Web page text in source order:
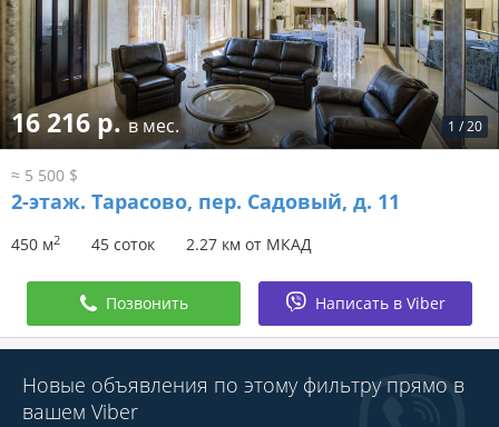
1 /20
16 216 р.в мес.
≈ 5 500 $
2-этаж. Тарасово, пер. Садовый, д. 11
450 м2 45 соток 2.27 км от МКАД
Позвонить Написать в Viber
Новые объявления по этому фильтру прямо в
вашем Viber